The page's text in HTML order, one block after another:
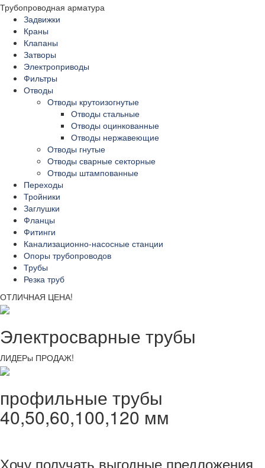
Трубопроводная арматура
Задвижки
Краны
Клапаны
Затворы
Электроприводы
Фильтры
Отводы
Отводы крутоизогнутые
Отводы стальные
Отводы оцинкованные
Отводы нержавеющие
Отводы гнутые
Отводы сварные секторные
Отводы штампованные
Переходы
Тройники
Заглушки
Фланцы
Фитинги
Канализационно-насосные станции
Опоры трубопроводов
Трубы
Резка труб
ОТЛИЧНАЯ ЦЕНА!
Электросварные трубы
ЛИДЕРы ПРОДАЖ!
профильные трубы
40,50,60,100,120 мм
Хочу получать выгодные предложения